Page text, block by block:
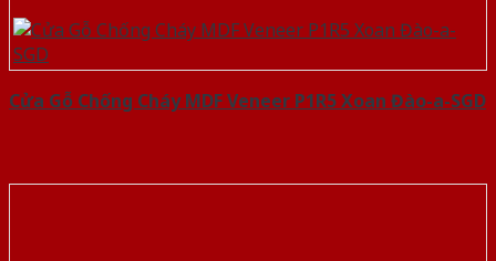
Cửa Gỗ Chống Cháy MDF Veneer P1R5 Xoan Đào-a-SGD